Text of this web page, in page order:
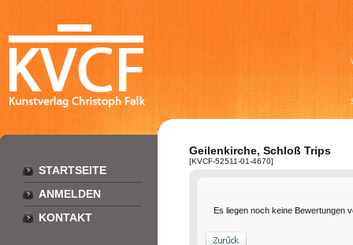
STARTSEITE
ANMELDEN
KONTAKT
Geilenkirche, Schloß Trips
[KVCF-52511-01-4670]
Es liegen noch keine Bewertungen